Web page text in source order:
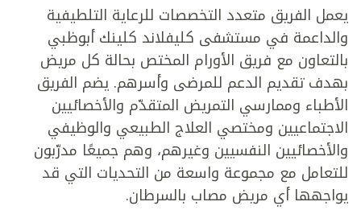
يعمل الفريق متعدد التخصصات للرعاية التلطيفية
والداعمة في مستشفى كليفلاند كلينك أبوظبي
بالتعاون مع فريق الأورام المختص بحالة كل مريض
بهدف تقديم الدعم للمرضى وأسرهم. يضم الفريق
الأطباء وممارسي التمريض المتقدّم والأخصائيين
الاجتماعيين ومختصي العلاج الطبيعي والوظيفي
والأخصائيين النفسيين وغيرهم، وهم جميعًا مدرّبون
للتعامل مع مجموعة واسعة من التحديات التي قد
يواجهها أي مريض مصاب بالسرطان.